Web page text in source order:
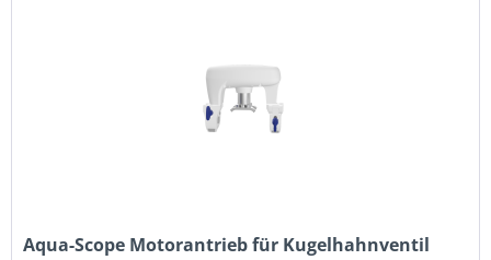
Aqua-Scope Motorantrieb für Kugelhahnventil